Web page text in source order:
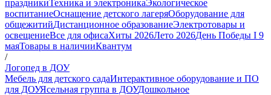
праздникиТехника и электроникаЭкологическое
воспитаниеОснащение детского лагеряОборудование для
общежитийДистанционное образованиеЭлектротовары и
освещениеВсе для офисаХиты 2026Лето 2026День Победы I 9
маяТовары в наличииКвантум
/
Логопед в ДОУ
Мебель для детского садаИнтерактивное оборудование и ПО
для ДОУЯсельная группа в ДОУДошкольное